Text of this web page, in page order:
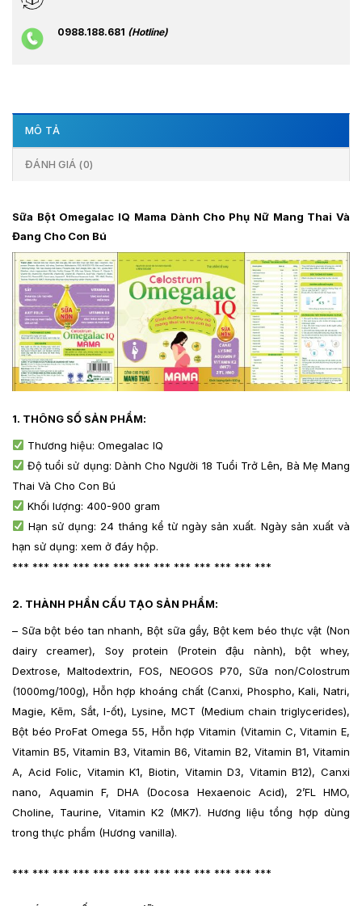
0988.188.681 (Hotline)
MÔ TẢ
ĐÁNH GIÁ (0)
Sữa Bột Omegalac IQ Mama Dành Cho Phụ Nữ Mang Thai Và
Đang Cho Con Bú
1. THÔNG SỐ SẢN PHẨM:
Thương hiệu: Omegalac IQ
Độ tuổi sử dụng: Dành Cho Người 18 Tuổi Trở Lên, Bà Mẹ Mang
Thai Và Cho Con Bú
Khối lượng: 400-900 gram
Hạn sử dụng: 24 tháng kể từ ngày sản xuất. Ngày sản xuất và
hạn sử dụng: xem ở đáy hộp.
*** *** *** *** *** *** *** *** *** *** *** *** ***
2. THÀNH PHẦN CẤU TẠO SẢN PHẨM:
– Sữa bột béo tan nhanh, Bột sữa gầy, Bột kem béo thực vật (Non
dairy creamer), Soy protein (Protein đậu nành), bột whey,
Dextrose, Maltodextrin, FOS, NEOGOS P70, Sữa non/Colostrum
(1000mg/100g), Hỗn hợp khoáng chất (Canxi, Phospho, Kali, Natri,
Magie, Kẽm, Sắt, I-ốt), Lysine, MCT (Medium chain triglycerides),
Bột béo ProFat Omega 55, Hỗn hợp Vitamin (Vitamin C, Vitamin E,
Vitamin B5, Vitamin B3, Vitamin B6, Vitamin B2, Vitamin B1, Vitamin
A, Acid Folic, Vitamin K1, Biotin, Vitamin D3, Vitamin B12), Canxi
nano, Aquamin F, DHA (Docosa Hexaenoic Acid), 2’FL HMO,
Choline, Taurine, Vitamin K2 (MK7). Hương liệu tổng hợp dùng
trong thực phẩm (Hương vanilla).
*** *** *** *** *** *** *** *** *** *** *** *** ***